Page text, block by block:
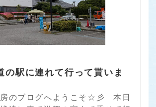
の駅に連れて行って貰いま
房のブログへようこそ☆彡 本日